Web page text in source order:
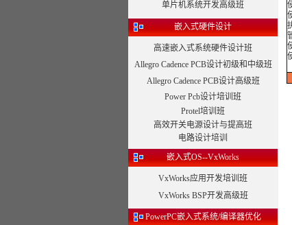
单片机系统开发高级班
嵌入式硬件设计
高速嵌入式系统硬件设计班
Allegro Cadence PCB设计初级和中级班
Allegro Cadence PCB设计高级班
Power Pcb设计培训班
Protel培训班
高效开关电源设计与提高班
电路设计培训
嵌入式OS--VxWorks
VxWorks应用开发培训班
VxWorks BSP开发高级班
PowerPC嵌入式系统/编译器优化